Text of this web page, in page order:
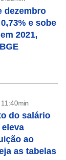
dezembro
e sobe
2021,
do salário
ao
as tabelas